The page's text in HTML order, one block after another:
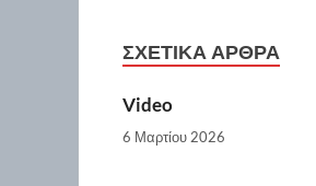
ΣΧΕΤΙΚΆ ΆΡΘΡΑ
Video
6 Μαρτίου 2026